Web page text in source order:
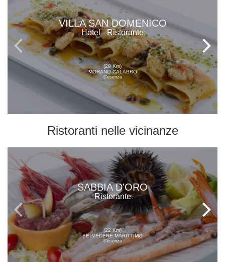
VILLA SAN DOMENICO
Hotel - Ristorante
(29 Km)
MORANO CALABRO
Cosenza
Ristoranti nelle vicinanze
SABBIA D'ORO
Ristorante
(22 Km)
BELVEDERE MARITTIMO
Cosenza